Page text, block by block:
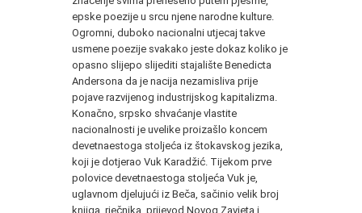
epske poezije u srcu njene narodne kulture.
Ogromni, duboko nacionalni utjecaj takve
usmene poezije svakako jeste dokaz koliko je
opasno slijepo slijediti stajalište Benedicta
Andersona da je nacija nezamisliva prije
pojave razvijenog in­dustrijskog kapitalizma.
Konačno, srpsko shvaćanje vlastite
nacionalnosti je uvelike proizašlo koncem
devetnaestoga stoljeća iz štokavskog jezika,
koji je dotjerao Vuk Karadžić. Tijekom prve
polovice devetnaes­toga stoljeća Vuk je,
uglavnom djelujući iz Beča, sačinio velik broj
knjiga, rječnika, prijevod Novog Zavjeta i